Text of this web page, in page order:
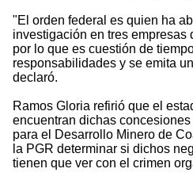
"El orden federal es quien ha
investigación en tres empresas
por lo que es cuestión de
responsabilidades y se emita
declaró.
Ramos Gloria refirió que el
encuentran dichas
para el Desarrollo Minero de
la PGR determinar si dichos
tienen que ver con el crimen